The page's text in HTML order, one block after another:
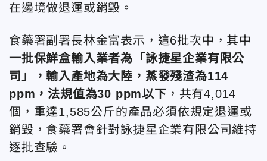
在邊境做退運或銷毀。
食藥署副署長林金富表示，這6批次中，其中
一批保鮮盒輸入業者為「詠捷星企業有限公
司」，輸入產地為大陸，蒸發殘渣為114
ppm，法規值為30 ppm以下 ，共有4,014
個，重達1,585公斤的產品必須依規定退運或
銷毀，食藥署會針對詠捷星企業有限公司維持
逐批查驗。